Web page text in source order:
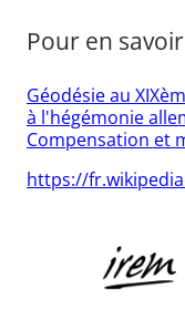
Pour en
Géodésie au
à l'hégémonie
Compensation et
https://